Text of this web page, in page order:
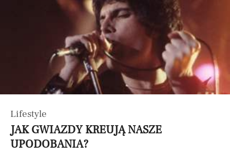
Lifestyle
JAK GWIAZDY KREUJĄ NASZE
UPODOBANIA?